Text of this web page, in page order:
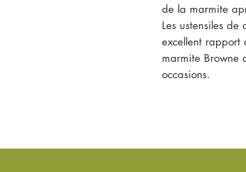
de la marmite
Les ustensiles
excellent
marmite Browne
occasions.